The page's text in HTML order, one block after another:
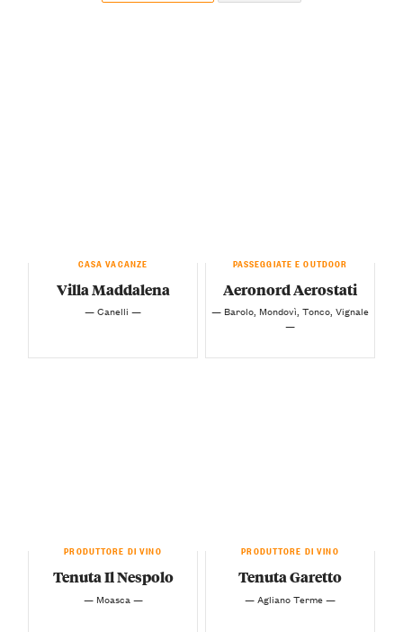
CASA VACANZE
Villa Maddalena
— Canelli —
PASSEGGIATE E OUTDOOR
Aeronord Aerostati
— Barolo, Mondovì, Tonco, Vignale
—
PRODUTTORE DI VINO
Tenuta Il Nespolo
— Moasca —
PRODUTTORE DI VINO
Tenuta Garetto
— Agliano Terme —